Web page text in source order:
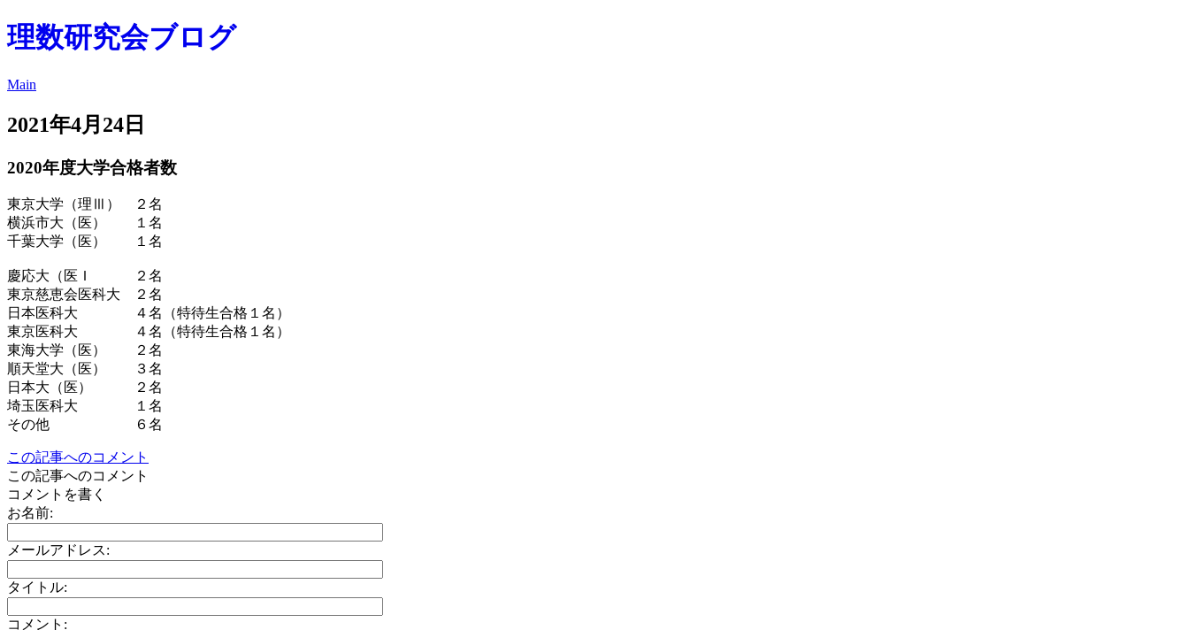
理数研究会ブログ
Main
2021年4月24日
2020年度大学合格者数
東京大学（理Ⅲ） ２名
横浜市大（医） １名
千葉大学（医） １名
慶応大（医Ｉ ２名
東京慈恵会医科大 ２名
日本医科大 ４名（特待生合格１名）
東京医科大 ４名（特待生合格１名）
東海大学（医） ２名
順天堂大（医） ３名
日本大（医） ２名
埼玉医科大 １名
その他 ６名
この記事へのコメント
この記事へのコメント
コメントを書く
お名前:
メールアドレス:
タイトル:
コメント: